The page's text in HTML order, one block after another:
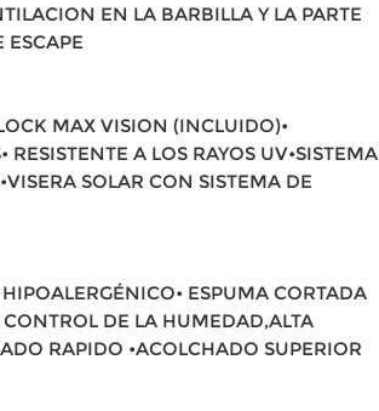
EN LA BARBILLA Y LA PARTE
ESCAPE
MAX VISION (INCLUIDO)•
RESISTENTE A LOS RAYOS UV•SISTEMA
SOLAR CON SISTEMA DE
HIPOALERGÉNICO• ESPUMA CORTADA
DE LA HUMEDAD,ALTA
RAPIDO •ACOLCHADO SUPERIOR